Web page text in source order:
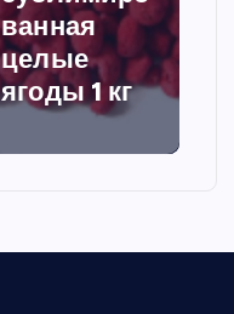
ванная
целые
ягоды 1 кг